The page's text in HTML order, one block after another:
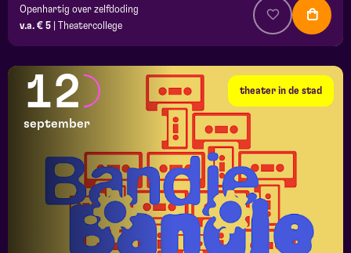
Openhartig over zelfdoding
v.a. € 5
Theatercollege
theater in de stad
12
september